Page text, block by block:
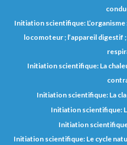
Initiation scientifique: L’organisme
locomoteur ; l’appareil digestif
Initiation scientifique: La
Initiation scientifique: La
Initiation scientifique:
Initiation
Initiation scientifique: Le cycle